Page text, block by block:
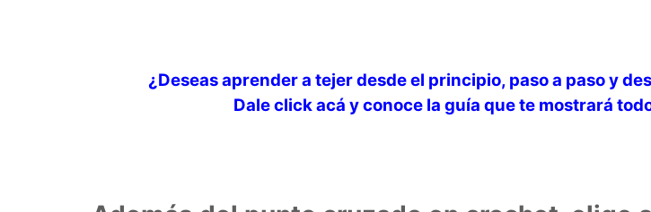
¿Deseas aprender a tejer desde el principio, paso a paso y
Dale click acá y conoce la guía que te mostrará